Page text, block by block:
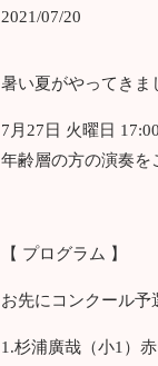
2021/07/20
暑い夏がやってきま
7月27日 火曜日
年齢層の方の演奏を
【 プログラム 】
お先にコンクール予
1.杉浦廣哉（小1）